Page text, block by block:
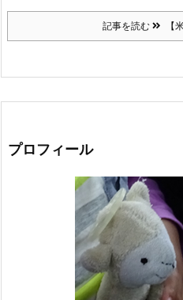
記事を読む 【
プロフィール